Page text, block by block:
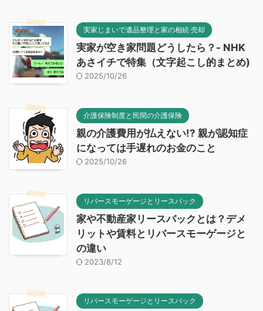
実家じまいで遺品整理と家の相続 売却
実家が空き家問題どうしたら？- NHK
あさイチで特集（文字起こし的まとめ)
2025/10/26
介護保険制度と民間の介護保険
親の介護費用が払えない!? 親が認知症
になっては手遅れのお金のこと
2025/10/26
リバースモーゲージとリースバック
家や不動産家リースバックとは？デメ
リットや賃料とリバースモーゲージと
の違い
2023/8/12
リバースモーゲージとリースバック